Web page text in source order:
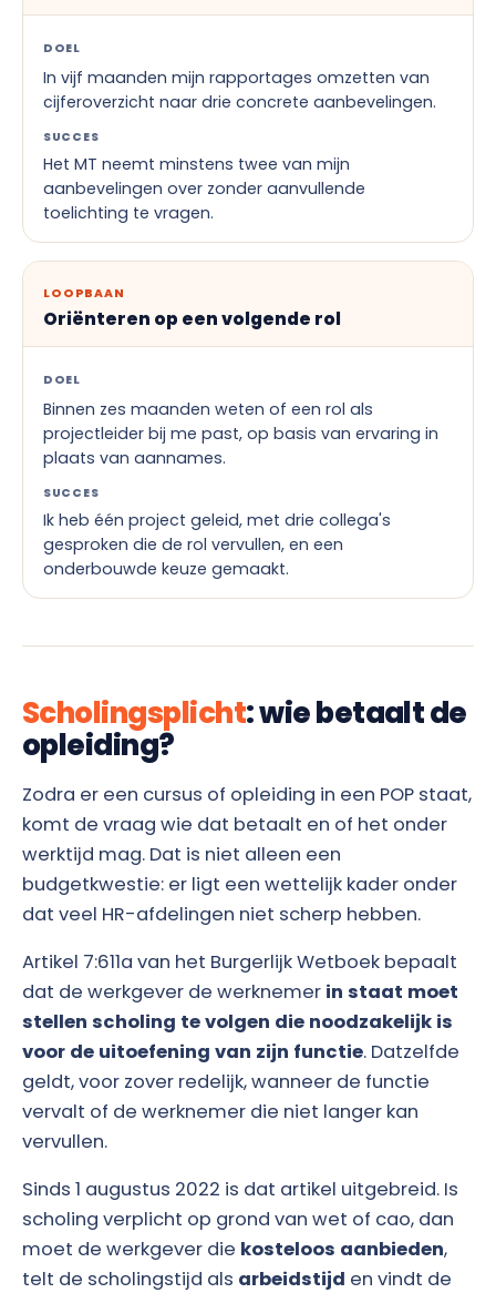
DOEL
In vijf maanden mijn rapportages omzetten van
cijferoverzicht naar drie concrete aanbevelingen.
SUCCES
Het MT neemt minstens twee van mijn
aanbevelingen over zonder aanvullende
toelichting te vragen.
LOOPBAAN
Oriënteren op een volgende rol
DOEL
Binnen zes maanden weten of een rol als
projectleider bij me past, op basis van ervaring in
plaats van aannames.
SUCCES
Ik heb één project geleid, met drie collega's
gesproken die de rol vervullen, en een
onderbouwde keuze gemaakt.
Scholingsplicht: wie betaalt de
opleiding?
Zodra er een cursus of opleiding in een POP staat,
komt de vraag wie dat betaalt en of het onder
werktijd mag. Dat is niet alleen een
budgetkwestie: er ligt een wettelijk kader onder
dat veel HR-afdelingen niet scherp hebben.
Artikel 7:611a van het Burgerlijk Wetboek bepaalt
dat de werkgever de werknemer in staat moet
stellen scholing te volgen die noodzakelijk is
voor de uitoefening van zijn functie. Datzelfde
geldt, voor zover redelijk, wanneer de functie
vervalt of de werknemer die niet langer kan
vervullen.
Sinds 1 augustus 2022 is dat artikel uitgebreid. Is
scholing verplicht op grond van wet of cao, dan
moet de werkgever die kosteloos aanbieden,
telt de scholingstijd als arbeidstijd en vindt de